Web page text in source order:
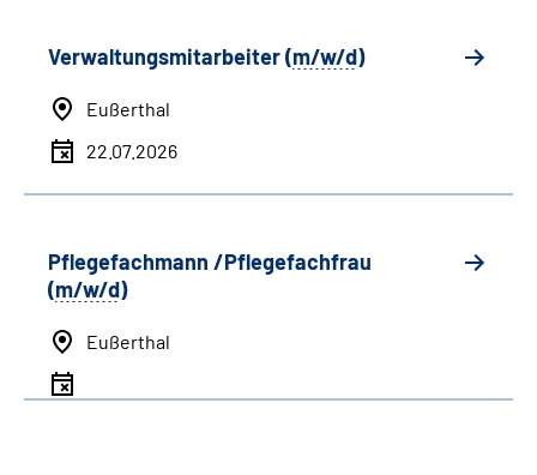
Verwaltungsmitarbeiter (m/w/d)
Eußerthal
22.07.2026
Pflegefachmann /Pflegefachfrau
(m/w/d)
Eußerthal